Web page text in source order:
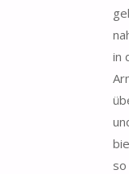
in
so